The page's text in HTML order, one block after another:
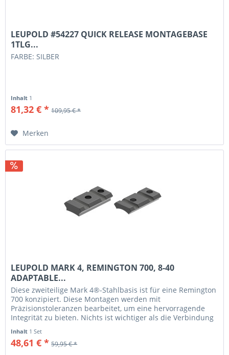
LEUPOLD #54227 QUICK RELEASE MONTAGEBASE
1TLG...
FARBE: SILBER
Inhalt 1
81,32 € * 109,95 € *
Merken
LEUPOLD MARK 4, REMINGTON 700, 8-40
ADAPTABLE...
Diese zweiteilige Mark 4®-Stahlbasis ist für eine Remington
700 konzipiert. Diese Montagen werden mit
Präzisionstoleranzen bearbeitet, um eine hervorragende
Integrität zu bieten. Nichts ist wichtiger als die Verbindung
Inhalt 1 Set
48,61 € * 59,95 € *